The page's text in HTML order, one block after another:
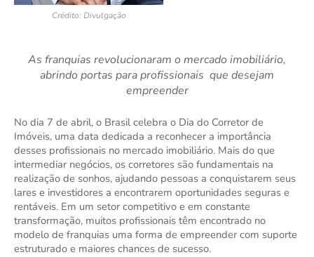
Crédito: Divulgação
As franquias revolucionaram o mercado imobiliário,
abrindo portas para profissionais que desejam
empreender
No dia 7 de abril, o Brasil celebra o Dia do Corretor de
Imóveis, uma data dedicada a reconhecer a importância
desses profissionais no mercado imobiliário. Mais do que
intermediar negócios, os corretores são fundamentais na
realização de sonhos, ajudando pessoas a conquistarem seus
lares e investidores a encontrarem oportunidades seguras e
rentáveis. Em um setor competitivo e em constante
transformação, muitos profissionais têm encontrado no
modelo de franquias uma forma de empreender com suporte
estruturado e maiores chances de sucesso.